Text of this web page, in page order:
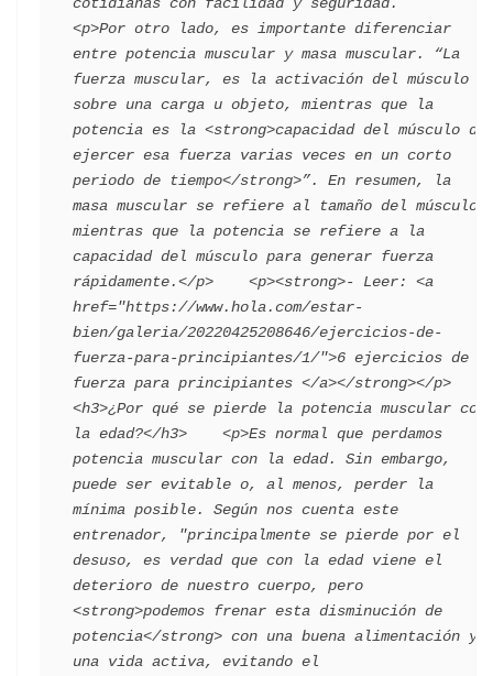
<p>Por otro lado, es importante diferenciar
entre potencia muscular y masa muscular. “La
fuerza muscular, es la activación del músculo
sobre una carga u objeto, mientras que la
potencia es la <strong>capacidad del músculo de
ejercer esa fuerza varias veces en un corto
periodo de tiempo</strong>”. En resumen, la
masa muscular se refiere al tamaño del músculo,
mientras que la potencia se refiere a la
capacidad del músculo para generar fuerza
rápidamente.</p>    <p><strong>- Leer: <a
href="https://www.hola.com/estar-
bien/galeria/20220425208646/ejercicios-de-
fuerza-para-principiantes/1/">6 ejercicios de
fuerza para principiantes </a></strong></p>
<h3>¿Por qué se pierde la potencia muscular con
la edad?</h3>    <p>Es normal que perdamos
potencia muscular con la edad. Sin embargo,
puede ser evitable o, al menos, perder la
mínima posible. Según nos cuenta este
entrenador, "principalmente se pierde por el
desuso, es verdad que con la edad viene el
deterioro de nuestro cuerpo, pero
<strong>podemos frenar esta disminución de
potencia</strong> con una buena alimentación y
una vida activa, evitando el